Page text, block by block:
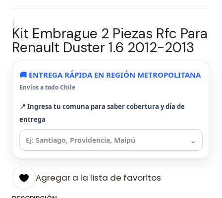
|
Kit Embrague 2 Piezas Rfc Para
Renault Duster 1.6 2012-2013
🚚 ENTREGA RÁPIDA EN REGIÓN METROPOLITANA
Envíos a todo Chile
📍 Ingresa tu comuna para saber cobertura y día de
entrega
⌄
Agregar a la lista de favoritos